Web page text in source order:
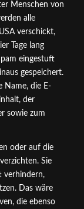
Menschen von
alle
verschickt,
Tage lang
eingestuft
gespeichert.
Name, die E-
der
sowie zum
oder auf die
Sie
verhindern,
Das wäre
die ebenso